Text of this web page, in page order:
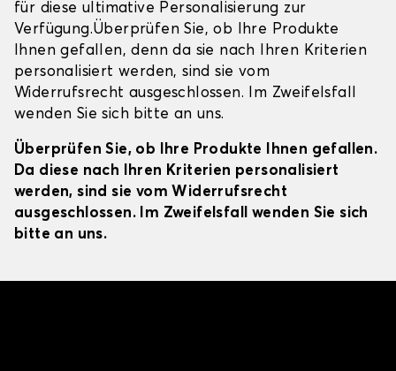
für diese ultimative Personalisierung zur
Verfügung.Überprüfen Sie, ob Ihre Produkte
Ihnen gefallen, denn da sie nach Ihren Kriterien
personalisiert werden, sind sie vom
Widerrufsrecht ausgeschlossen. Im Zweifelsfall
wenden Sie sich bitte an uns.
Überprüfen Sie, ob Ihre Produkte Ihnen gefallen.
Da diese nach Ihren Kriterien personalisiert
werden, sind sie vom Widerrufsrecht
ausgeschlossen. Im Zweifelsfall wenden Sie sich
bitte an uns.